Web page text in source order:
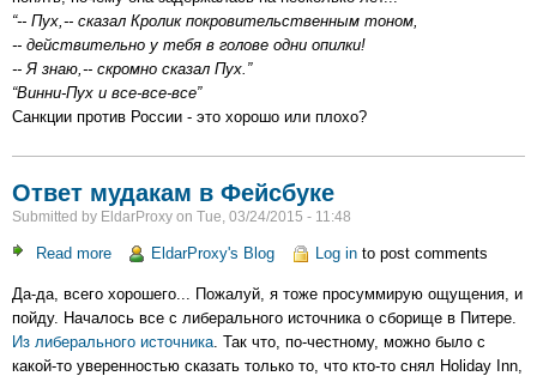
лесу
на
сто
акров
“-- Пух,-- сказал Кролик покровительственным тоном,
-- действительно у тебя в голове одни опилки!
-- Я знаю,-- скромно сказал Пух.”
“Винни-Пух и все-все-все”
Санкции против России - это хорошо или плохо?
Ответ мудакам в Фейсбуке
Submitted by EldarProxy on Tue, 03/24/2015 - 11:48
Read more about
мудакам
в
Фейсбуке
EldarProxy's Blog Log into post comments
Да-да, всего хорошего... Пожалуй, я тоже просуммирую ощущения, и
пойду. Началось все с либерального источника о сборище в Питере.
Из либерального источника . Так что, по-честному, можно было с
какой-то уверенностью сказать только то, что кто-то снял Holiday Inn,